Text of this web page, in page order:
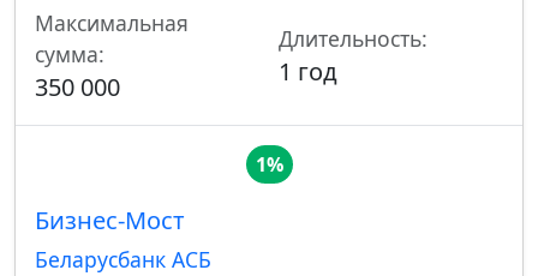
Максимальная
сумма:
350 000
Длительность:
1 год
1%
Бизнес-Мост
Беларусбанк АСБ